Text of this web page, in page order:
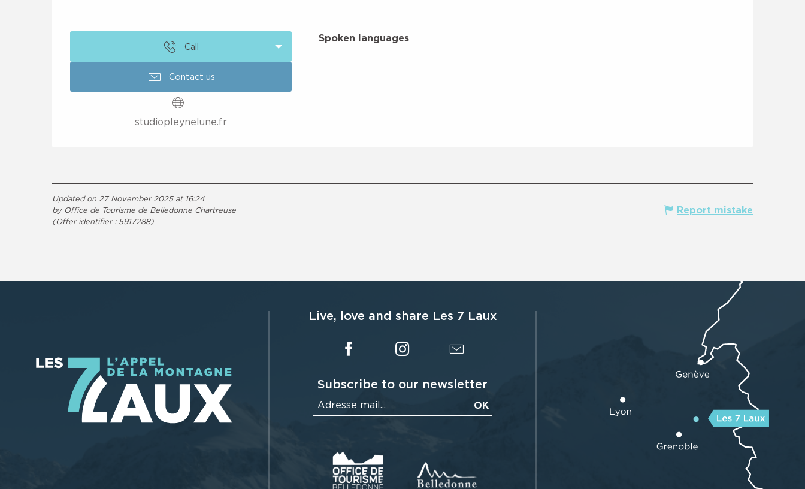
Call
Contact us
studiopleynelune.fr
Spoken languages
Spoken languages
Updated on 27 November 2025 at 16:24
by Office de Tourisme de Belledonne Chartreuse
(Offer identifier : 5917288)
Report mistake
Live, love and share Les 7 Laux
Subscribe to our newsletter